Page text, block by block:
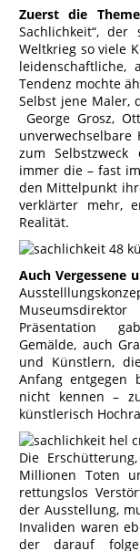
Zuerst die
Sachlichkeit“,
Weltkrieg so viele
leidenschaftliche,
Tendenz mochte
Selbst jene Maler,
George Grosz,
zum Selbstzweck
immer die – fast
den Mittelpunkt
verklärter mehr,
Realität.
Auch Vergessene
Präsentation
Gemälde, auch
und Künstlern,
Anfang entgegen
nicht kennen –
künstlerisch
Die
Millionen Toten
rettungslos
der Ausstellung,
Invaliden waren
der darauf